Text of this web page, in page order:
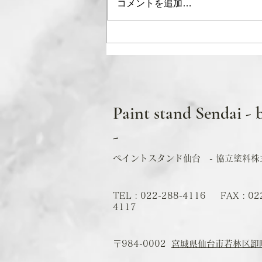
コメントを追加…
Paint stand Sendai
-
ペイントスタンド仙台 - 協立塗料
TEL : 022-288-4116 FAX :
4117
​〒984-0002宮城県仙台市若林区